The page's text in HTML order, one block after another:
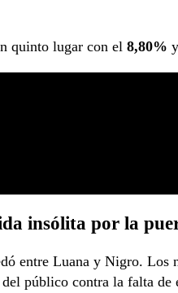
quinto lugar con el 8,80%
insólita por la
entre Luana y Nigro.
público contra la falta de